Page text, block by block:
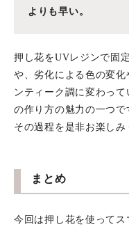
よりも早い。
押し花をUVレジンで固
や、劣化による色の変
ンティーク調に変わっ
の作り方の魅力の一つで
その過程を是非お楽しみ
まとめ
今回は押し花を使って